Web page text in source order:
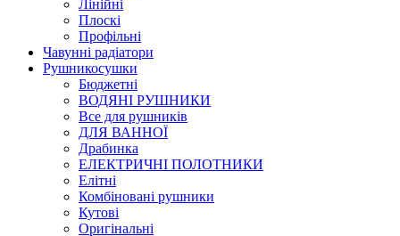
Лінійні
Плоскі
Профільні
Чавунні радіатори
Рушникосушки
Бюджетні
ВОДЯНІ РУШНИКИ
Все для рушників
ДЛЯ ВАННОЇ
Драбинка
ЕЛЕКТРИЧНІ ПОЛОТНИКИ
Елітні
Комбіновані рушники
Кутові
Оригінальні